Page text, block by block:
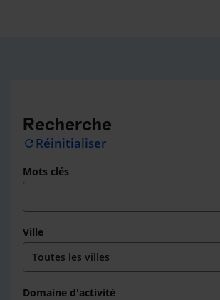
Recherche
refresh Réinitialiser
Mots clés
Ville
Domaine d'activité